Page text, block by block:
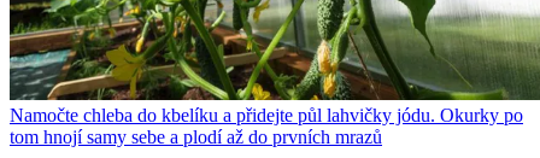
Namočte chleba do kbelíku a přidejte půl lahvičky jódu. Okurky po
tom hnojí samy sebe a plodí až do prvních mrazů